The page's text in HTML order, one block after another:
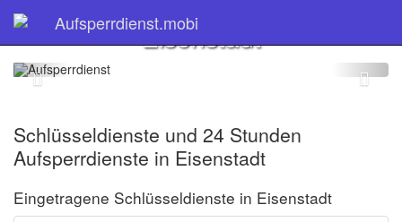
Aufsperrdienst.mobi
Schlüsseldienst
Eisenstadt
Schlüsseldienste und 24 Stunden
Aufsperrdienste in Eisenstadt
Eingetragene Schlüsseldienste in Eisenstadt